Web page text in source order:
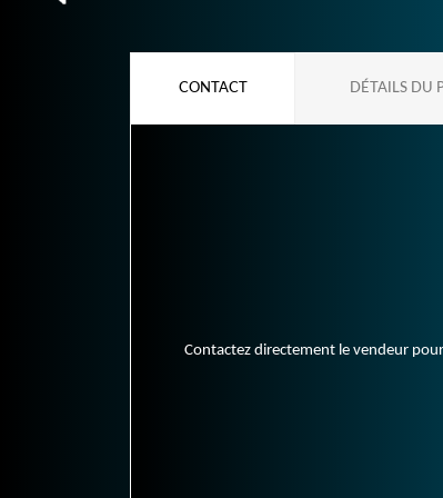
CONTACT DÉTAILS DU
Contactez directement le vendeur